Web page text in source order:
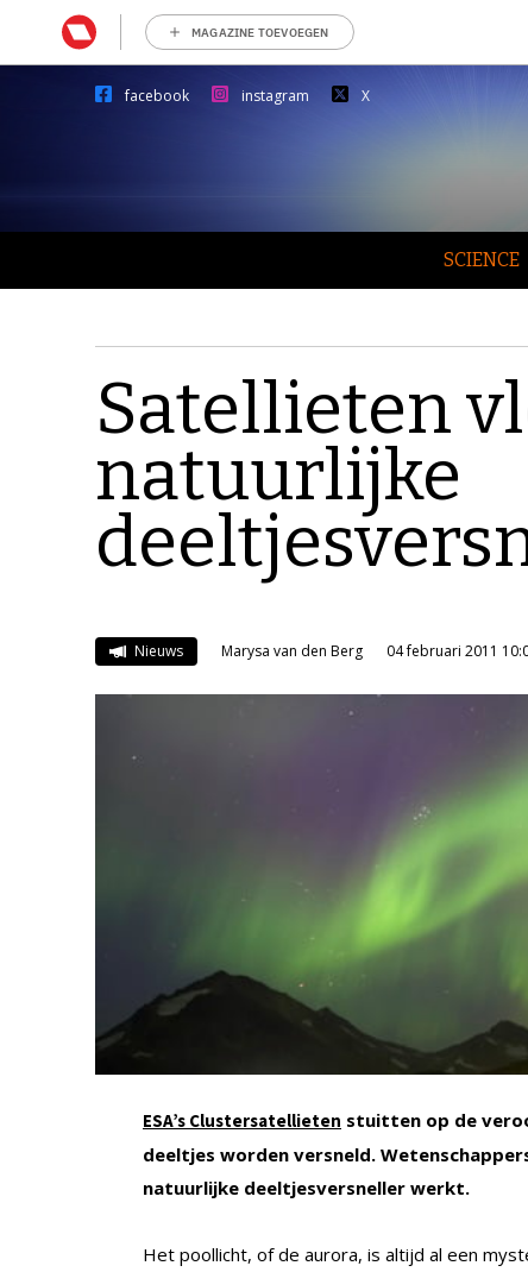
MAGAZINE TOEVOEGEN
facebook instagram X
SCIENCE
Satellieten
natuurlijke
Nieuws Marysa van den Berg 04 februari 2011
ESA’s Clustersatellieten stuitten op de
deeltjes worden versneld.
natuurlijke deeltjesversneller werkt.
Het poollicht, of de aurora, is altijd al een